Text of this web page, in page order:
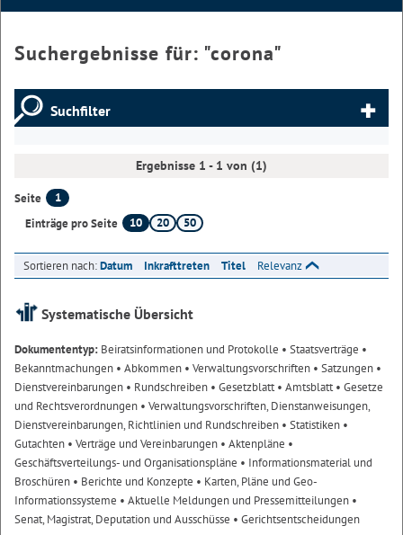
Suchergebnisse für: "corona"
Suchfilter
Ergebnisse 1 - 1 von (1)
Seite
1
Einträge pro Seite
10 20 50
Sortieren nach:Datum Inkrafttreten Titel Relevanz
Systematische Übersicht
Dokumententyp: Beiratsinformationen und Protokolle • Staatsverträge •
Bekanntmachungen • Abkommen • Verwaltungsvorschriften • Satzungen •
Dienstvereinbarungen • Rundschreiben • Gesetzblatt• Amtsblatt• Gesetze
und Rechtsverordnungen • Verwaltungsvorschriften, Dienstanweisungen,
Dienstvereinbarungen, Richtlinien und Rundschreiben • Statistiken •
Gutachten • Verträge und Vereinbarungen • Aktenpläne •
Geschäftsverteilungs- und Organisationspläne • Informationsmaterial und
Broschüren • Berichte und Konzepte • Karten, Pläne und Geo-
Informationssysteme • Aktuelle Meldungen und Pressemitteilungen •
Senat, Magistrat, Deputation und Ausschüsse • Gerichtsentscheidungen